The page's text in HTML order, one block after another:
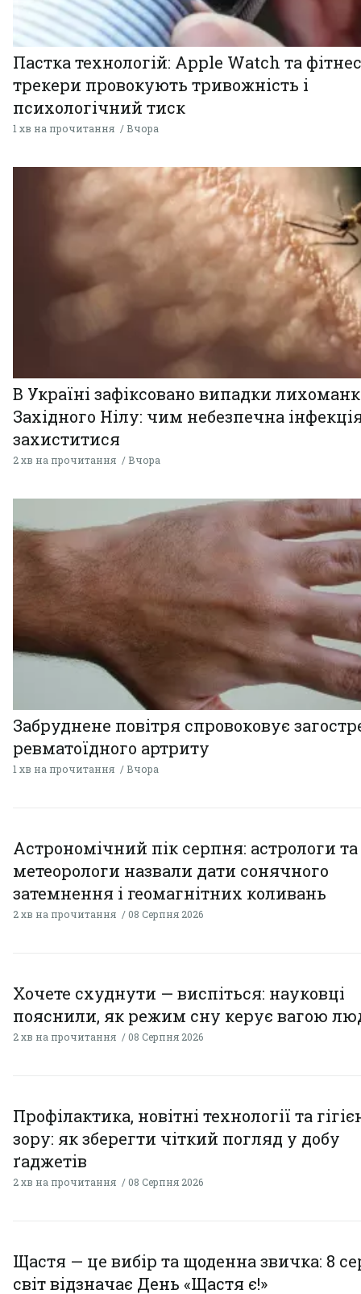
Пастка технологій: Apple Watch та
трекери провокують тривожність і
психологічний тиск
1 хв на прочитання Вчора
В Україні зафіксовано випадки
Західного Нілу: чим небезпечна
захиститися
2 хв на прочитання Вчора
Забруднене повітря спровоковує
ревматоїдного артриту
1 хв на прочитання Вчора
Астрономічний пік серпня: астрологи та
метеорологи назвали дати сонячного
затемнення і геомагнітних коливань
2 хв на прочитання 08 Серпня 2026
Хочете схуднути — виспіться: науковці
пояснили, як режим сну керує вагою
2 хв на прочитання 08 Серпня 2026
Профілактика, новітні технології та
зору: як зберегти чіткий погляд у добу
ґаджетів
2 хв на прочитання 08 Серпня 2026
Щастя — це вибір та щоденна звичка: 8
світ відзначає День «Щастя є!»